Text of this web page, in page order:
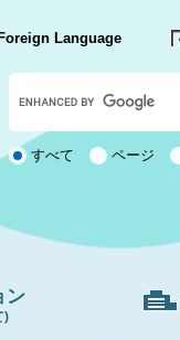
Foreign Language
カ
ス
タ
ム
検 すべて ページ
ン
)